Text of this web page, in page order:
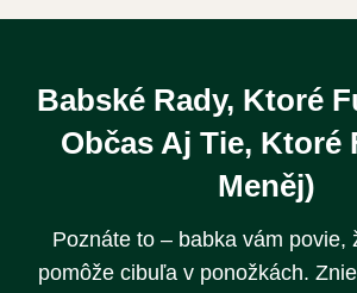
Babské Rady, Ktoré
Občas Aj Tie, Ktoré
Meněj)
Poznáte to – babka vám povie,
pomôže cibuľa v ponožkách.